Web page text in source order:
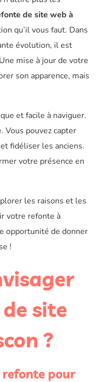
de site web à
qu’il vous faut. Dans
évolution, il est
mise à jour de votre
son apparence, mais
et facile à naviguer.
Vous pouvez capter
fidéliser les anciens.
votre présence en
les raisons et les
votre refonte à
opportunité de donner
!
site
?
refonte pour